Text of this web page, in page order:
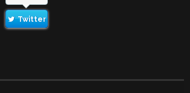
Twitter